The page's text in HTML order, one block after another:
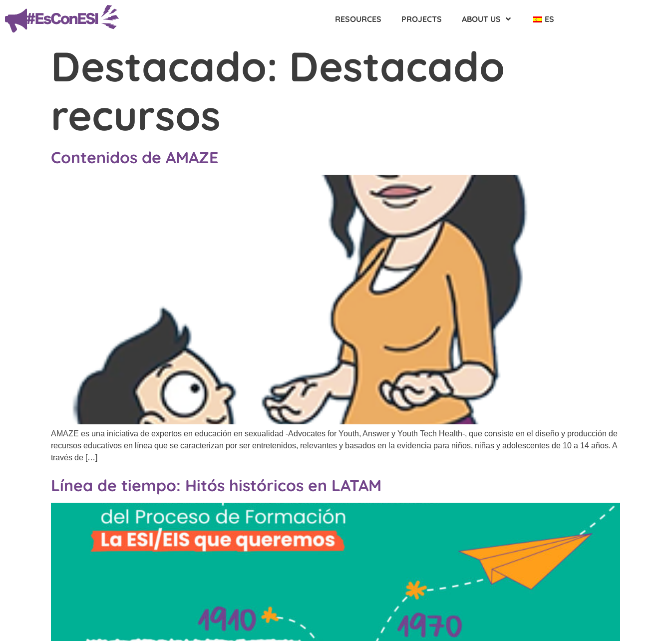
RESOURCES PROJECTS ABOUT US ES
Destacado: Destacado
recursos
Contenidos de AMAZE
AMAZE es una iniciativa de expertos en educación en sexualidad -Advocates for Youth, Answer y Youth Tech Health-, que consiste en el diseño y producción de
recursos educativos en línea que se caracterizan por ser entretenidos, relevantes y basados en la evidencia para niños, niñas y adolescentes de 10 a 14 años. A
través de […]
Línea de tiempo: Hitós históricos en LATAM